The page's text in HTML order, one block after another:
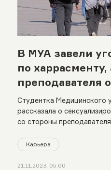
В МУА завели
по харрасменту,
преподавателя
работы
Студентка Медицинского
рассказала о
со стороны
Карьера
21.11.2023, 05:00